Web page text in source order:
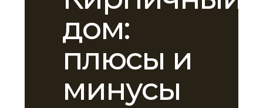
дом:
плюсы и
минусы